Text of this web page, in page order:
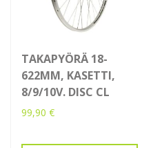
TAKAPYÖRÄ 18-
622MM, KASETTI,
8/9/10V. DISC CL
99,90 €